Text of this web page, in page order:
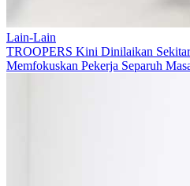
Lain-Lain
TROOPERS Kini Dinilaikan
Memfokuskan Pekerja Separuh